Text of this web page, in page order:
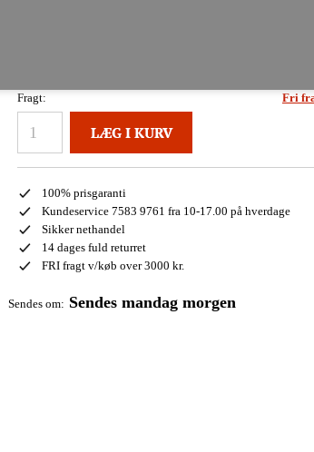
Fragt:
Fri
100% prisgaranti
Kundeservice 7583 9761 fra 10-17.00 på hverdage
Sikker nethandel
14 dages fuld returret
FRI fragt v/køb over 3000 kr.
Sendes om: Sendes mandag morgen